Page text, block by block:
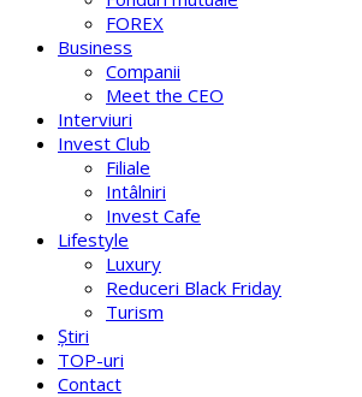
FOREX
Business
Companii
Meet the CEO
Interviuri
Invest Club
Filiale
Intâlniri
Invest Cafe
Lifestyle
Luxury
Reduceri Black Friday
Turism
Știri
TOP-uri
Contact